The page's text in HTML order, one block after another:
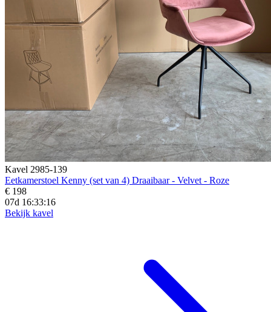
Kavel 2985-139
Eetkamerstoel Kenny (set van 4) Draaibaar - Velvet - Roze
€ 198
07d 16:33:14
Bekijk kavel